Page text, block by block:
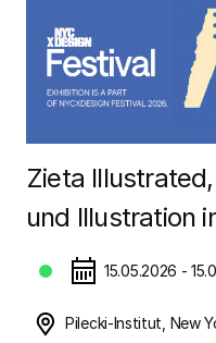
Zieta
und Illustration
15.05.2026 -
Pilecki-Institut, New